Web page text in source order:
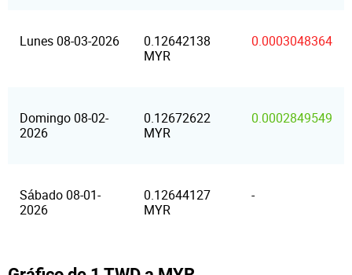
Lunes 08-03-2026
0.12642138
MYR
0.0003048364
Domingo 08-02-
2026
0.12672622
MYR
0.0002849549
Sábado 08-01-
2026
0.12644127
MYR
-